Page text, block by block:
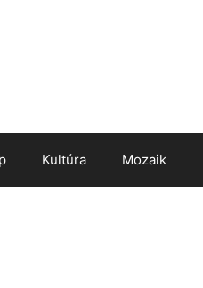
Kultúra Mozaik